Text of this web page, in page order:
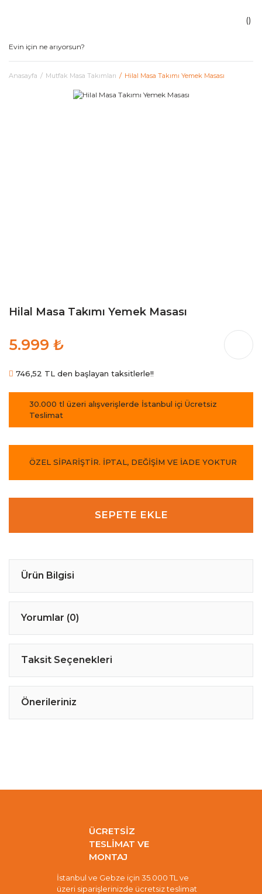
Anasayfa Mutfak Masa Takımları Hilal Masa Takımı Yemek Masası
Hilal Masa Takımı Yemek Masası
5.999 ₺
746,52 TL den başlayan taksitlerle!!
30.000 tl üzeri alışverişlerde İstanbul içi Ücretsiz
Teslimat
ÖZEL SİPARİŞTİR. İPTAL, DEĞİŞİM VE İADE YOKTUR
SEPETE EKLE
Ürün Bilgisi
Yorumlar (0)
Taksit Seçenekleri
Önerileriniz
ÜCRETSİZ
TESLİMAT VE
MONTAJ
İstanbul ve Gebze için 35.000 TL ve
üzeri siparişlerinizde ücretsiz teslimat